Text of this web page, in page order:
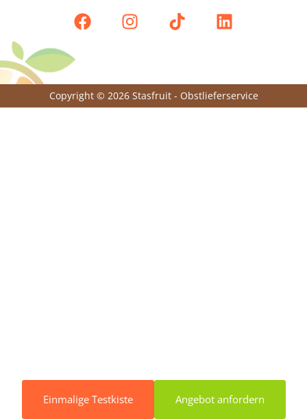
Copyright © 2026 Stasfruit - Obstlieferservice
Einmalige Testkiste Angebot anfordern